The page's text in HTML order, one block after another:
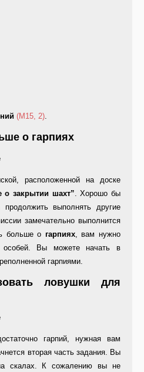
(M15, 2).
о гарпиях
расположенной на доске
о закрытии шахт”. Хорошо бы
выполнять другие
замечательно выполнится
больше о гарпиях, вам нужно
особей. Вы можете начать в
гарпиями.
ловушки для
гарпий, нужная вам
вторая часть задания. Вы
скалах. К сожалению вы не